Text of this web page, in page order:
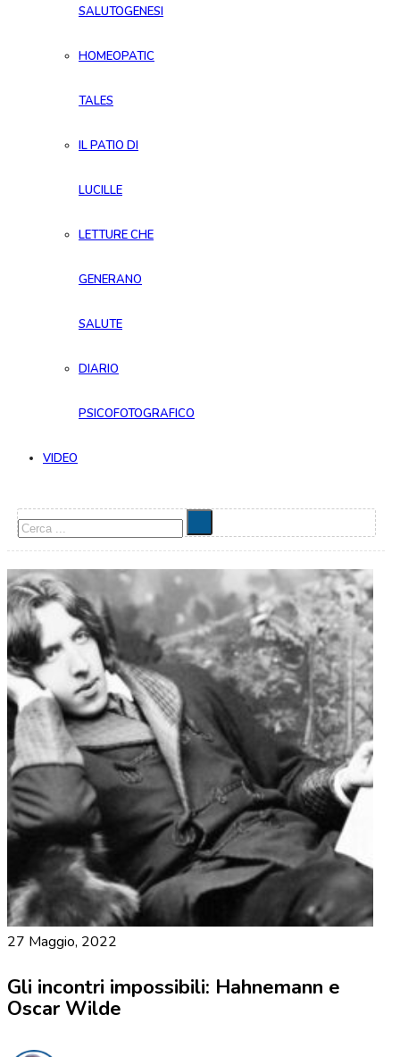
SALUTOGENESI
HOMEOPATIC
TALES
IL PATIO DI
LUCILLE
LETTURE CHE
GENERANO
SALUTE
DIARIO
PSICOFOTOGRAFICO
VIDEO
Cerca
27 Maggio, 2022
Gli incontri impossibili: Hahnemann e
Oscar Wilde